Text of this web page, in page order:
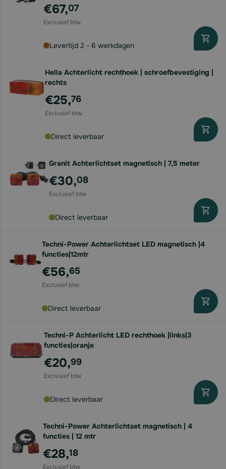
€67,07
Levertijd 2 - 6 werkdagen
Hella Achterlicht rechthoek | schroefbevestiging |
rechts
€25,76
Direct leverbaar
Granit Achterlichtset magnetisch | 7,5 meter
€30,08
Direct leverbaar
Techni-Power Achterlichtset LED magnetisch |4
functies|12mtr
€56,65
Direct leverbaar
Techni-P Achterlicht LED rechthoek |links|3
functies|oranje
€20,99
Direct leverbaar
Techni-Power Achterlichtset magnetisch | 4
functies | 12 mtr
€28,18